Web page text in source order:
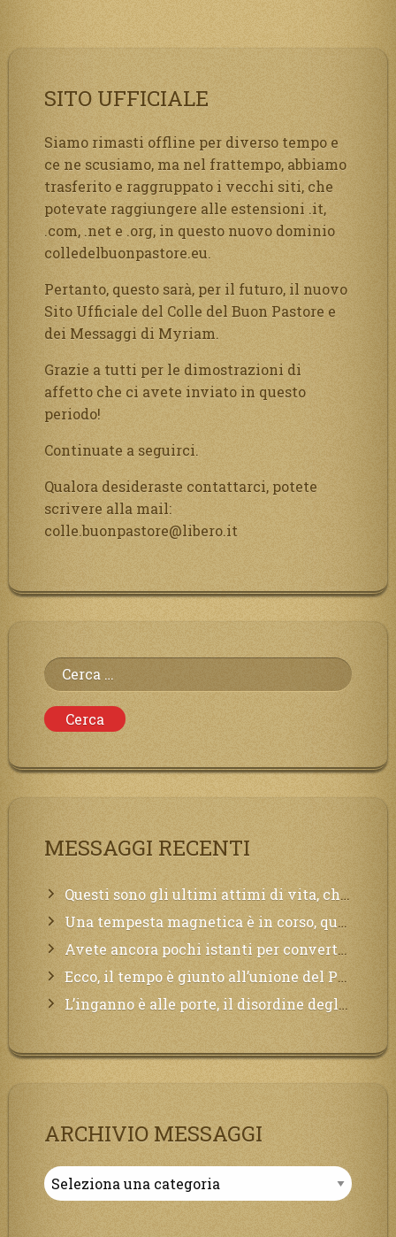
SITO UFFICIALE
Siamo rimasti offline per diverso tempo e
ce ne scusiamo, ma nel frattempo, abbiamo
trasferito e raggruppato i vecchi siti, che
potevate raggiungere alle estensioni .it,
.com, .net e .org, in questo nuovo dominio
colledelbuonpastore.eu.
Pertanto, questo sarà, per il futuro, il nuovo
Sito Ufficiale del Colle del Buon Pastore e
dei Messaggi di Myriam.
Grazie a tutti per le dimostrazioni di
affetto che ci avete inviato in questo
periodo!
Continuate a seguirci.
Qualora desideraste contattarci, potete
scrivere alla mail:
colle.buonpastore@libero.it
Ricerca
per:
MESSAGGI RECENTI
Questi sono gli ultimi attimi di vita, chi si vuole salvare Mi chiami in suo aiuto.
Una tempesta magnetica è in corso, questa generazione patirà. Il black out non tarderà ad arrivare e tutta la Terra sarà oscurata.
Avete ancora pochi istanti per convertirvi, non perdete tempo, la sciagura arriverà all’improvviso e per chi non si sarà preparato saranno dolori.
Ecco, il tempo è giunto all’unione del Padre con il figlio, non avete che da attendere pochissimo.
L’inganno è alle porte, il disordine degli ordinati urlerà perdono, ma sarà troppo tardi, il tradimento è stato grande!
ARCHIVIO MESSAGGI
Archivio
Messaggi